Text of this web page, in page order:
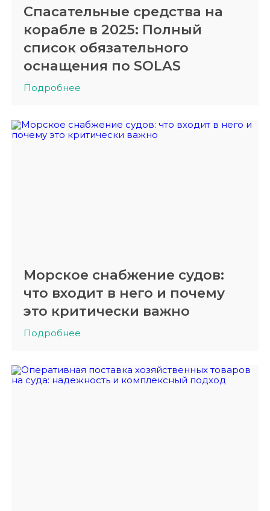
Спасательные средства на
корабле в 2025: Полный
список обязательного
оснащения по SOLAS
Подробнее
Морское снабжение судов:
что входит в него и почему
это критически важно
Подробнее